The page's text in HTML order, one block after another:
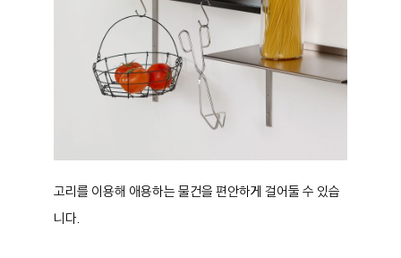
고리를 이용해 애용하는 물건을 편안하게 걸어둘 수 있습
니다.